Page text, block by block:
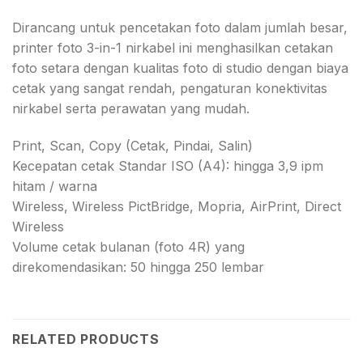
Dirancang untuk pencetakan foto dalam jumlah besar,
printer foto 3-in-1 nirkabel ini menghasilkan cetakan
foto setara dengan kualitas foto di studio dengan biaya
cetak yang sangat rendah, pengaturan konektivitas
nirkabel serta perawatan yang mudah.
Print, Scan, Copy (Cetak, Pindai, Salin)
Kecepatan cetak Standar ISO (A4): hingga 3,9 ipm
hitam / warna
Wireless, Wireless PictBridge, Mopria, AirPrint, Direct
Wireless
Volume cetak bulanan (foto 4R) yang
direkomendasikan: 50 hingga 250 lembar
RELATED PRODUCTS